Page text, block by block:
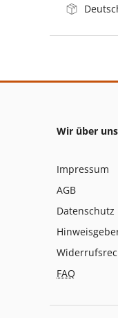
Wir über uns
Impressum
AGB
Datenschutz
FAQ